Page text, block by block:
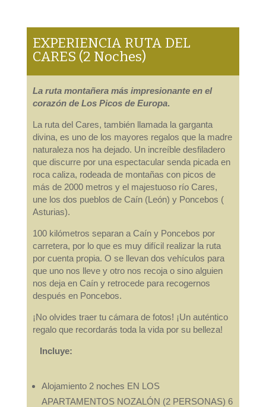
EXPERIENCIA RUTA DEL
CARES (2 Noches)
La ruta montañera más impresionante en el
corazón de Los Picos de Europa.
La ruta del Cares, también llamada la garganta
divina, es uno de los mayores regalos que la madre
naturaleza nos ha dejado. Un increíble desfiladero
que discurre por una espectacular senda picada en
roca caliza, rodeada de montañas con picos de
más de 2000 metros y el majestuoso río Cares,
une los dos pueblos de Caín (León) y Poncebos (
Asturias).
100 kilómetros separan a Caín y Poncebos por
carretera, por lo que es muy difícil realizar la ruta
por cuenta propia. O se llevan dos vehículos para
que uno nos lleve y otro nos recoja o sino alguien
nos deja en Caín y retrocede para recogernos
después en Poncebos.
¡No olvides traer tu cámara de fotos! ¡Un auténtico
regalo que recordarás toda la vida por su belleza!
Incluye:
Alojamiento 2 noches EN LOS
APARTAMENTOS NOZALÓN (2 PERSONAS) 6